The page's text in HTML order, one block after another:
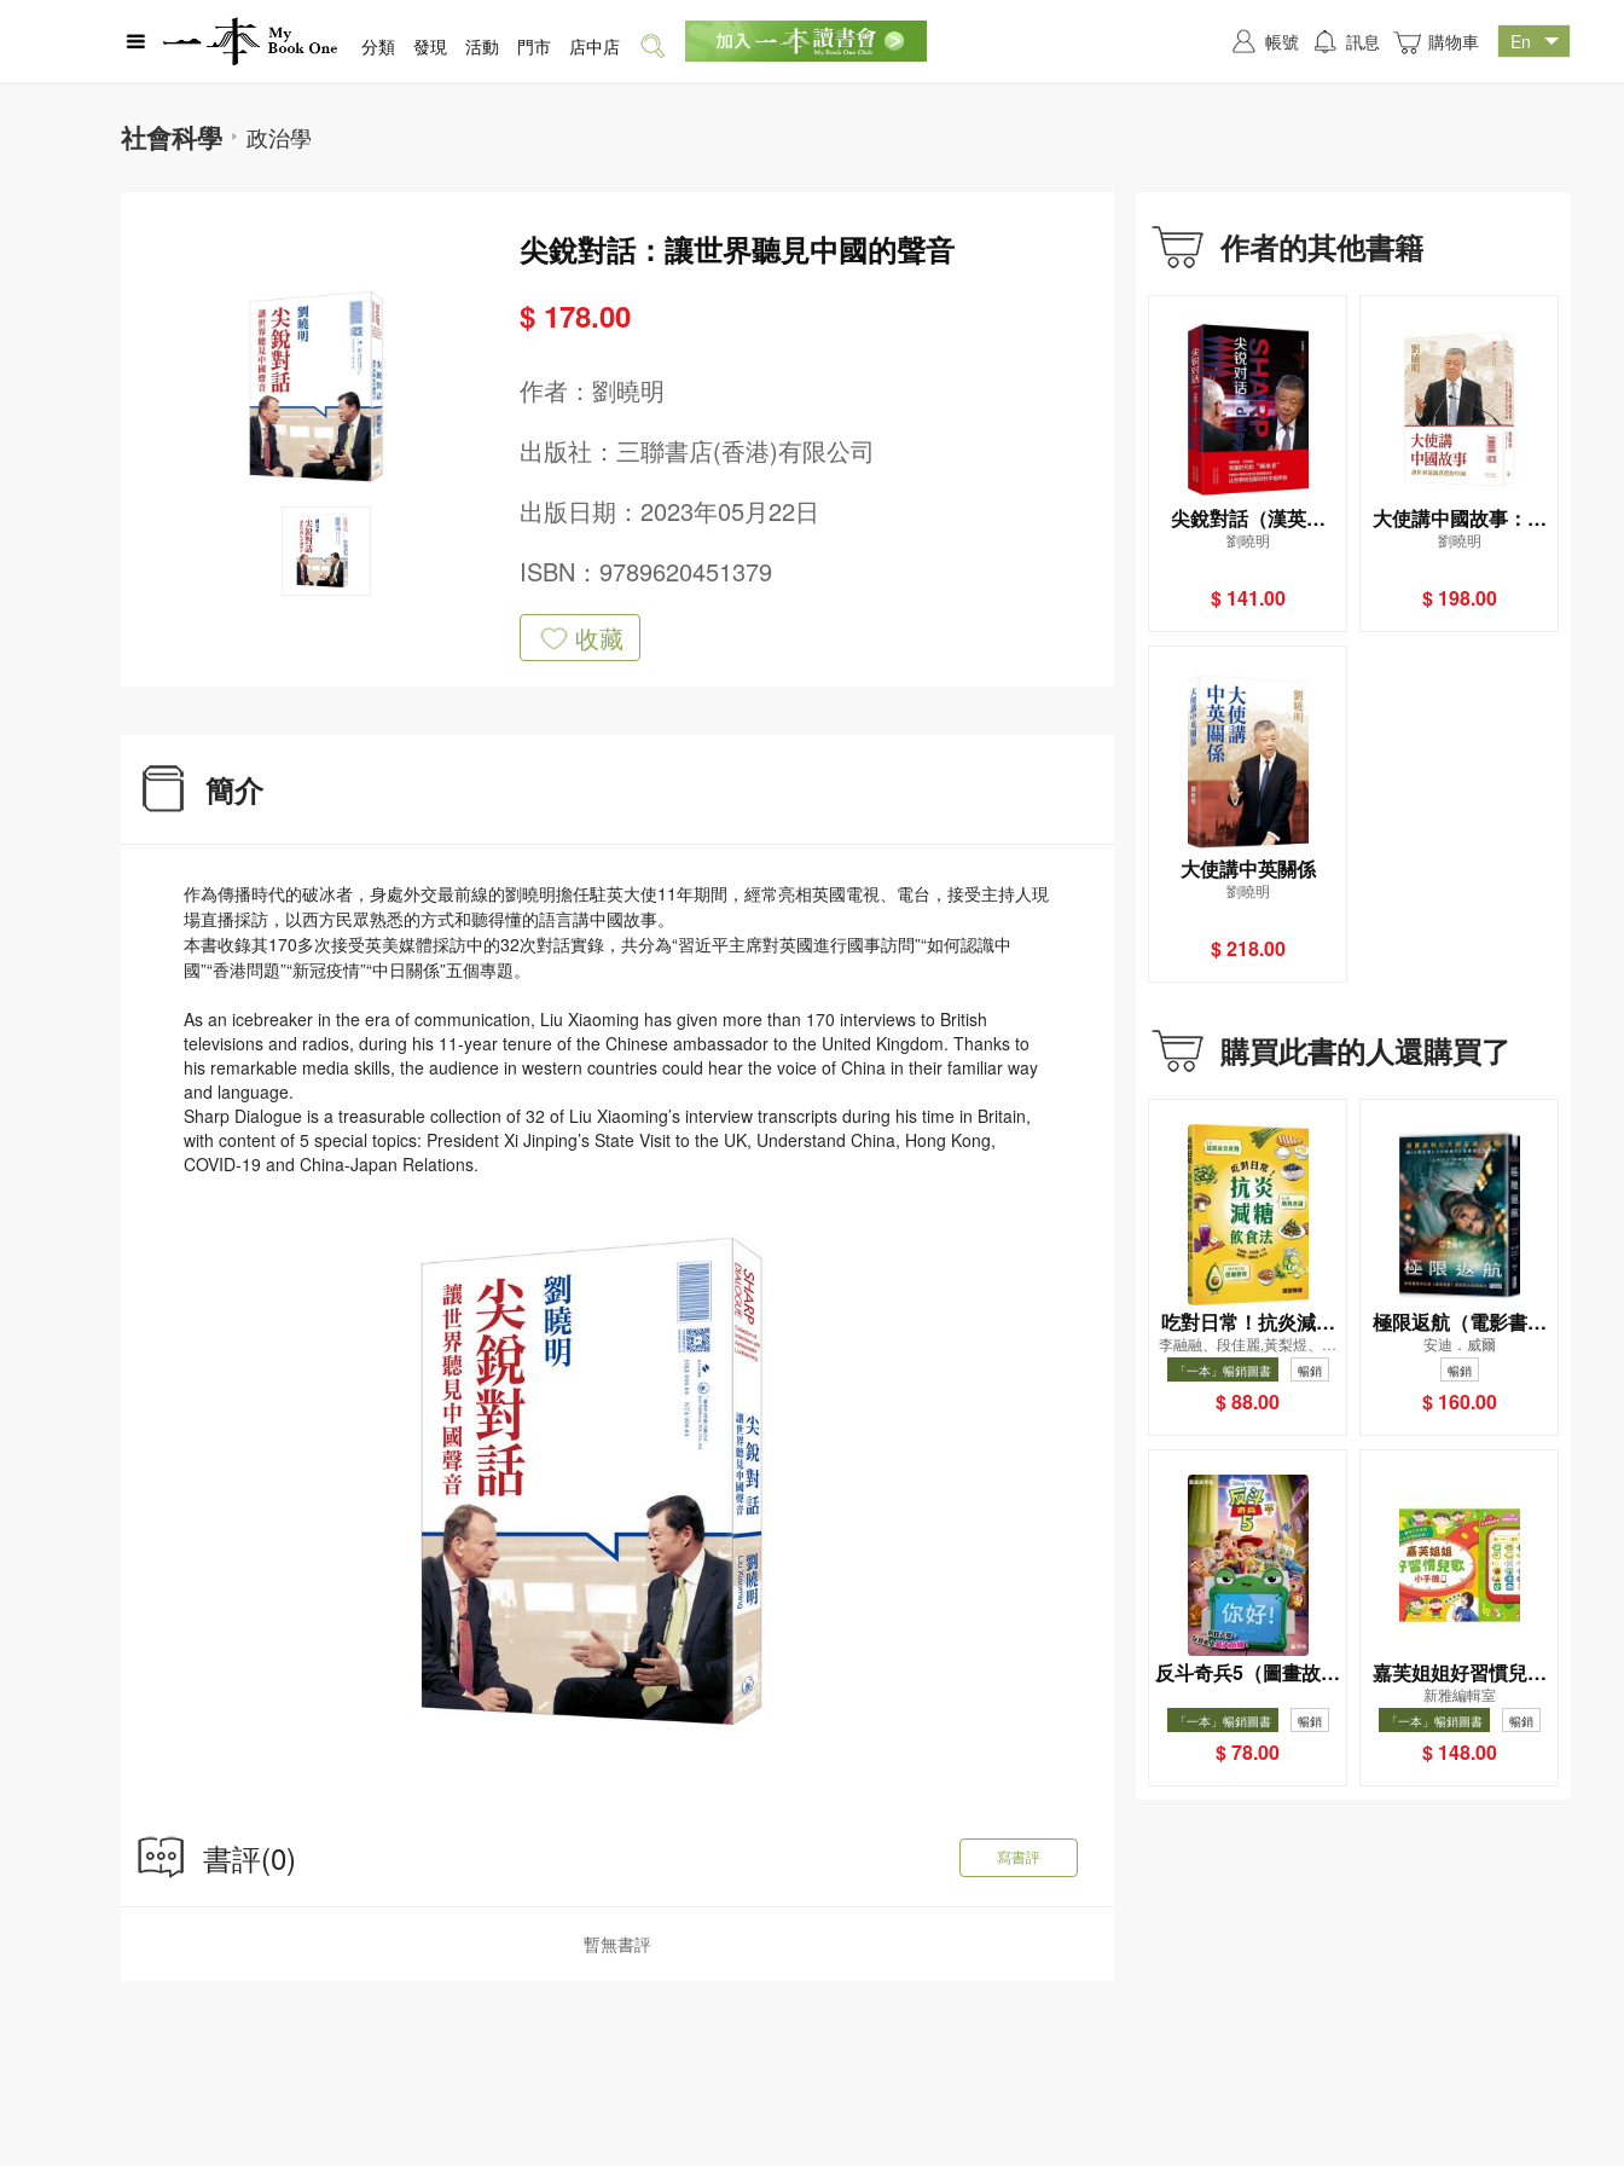
社會科學 政治學
尖銳對話：讓世界聽見中國的聲音
$ 178.00
作者： 劉曉明
出版社： 三聯書店(香港)有限公司
出版日期：2023年05月22日
ISBN：9789620451379
收藏
簡介
作為傳播時代的破冰者，身處外交最前線的劉曉明擔任駐英大使11年期間，經常亮相英國電視、電台，接受主持人現
場直播採訪，以西方民眾熟悉的方式和聽得懂的語言講中國故事。
本書收錄其170多次接受英美媒體採訪中的32次對話實錄，共分為“習近平主席對英國進行國事訪問”“如何認識中
國”“香港問題”“新冠疫情”“中日關係”五個專題。
As an icebreaker in the era of communication, Liu Xiaoming has given more than 170 interviews to British
televisions and radios, during his 11-year tenure of the Chinese ambassador to the United Kingdom. Thanks to
his remarkable media skills, the audience in western countries could hear the voice of China in their familiar way
and language.
Sharp Dialogue is a treasurable collection of 32 of Liu Xiaoming’s interview transcripts during his time in Britain,
with content of 5 special topics: President Xi Jinping’s State Visit to the UK, Understand China, Hong Kong,
COVID-19 and China-Japan Relations.
書評(0) 寫書評
暫無書評
作者的其他書籍
尖銳對話（漢英對
照）
劉曉明
$ 141.00
大使講中國故事：讓
世界認識真實的中國
劉曉明
$ 198.00
大使講中英關係
劉曉明
$ 218.00
購買此書的人還購買了
吃對日常！抗炎減糖
飲食法
李融融、段佳麗,黃梨煜、顧
凱辰
「一本」暢銷圖書 暢銷
$ 88.00
極限返航（電影書衣
典藏版）（獨家收錄
作者訪談）
安迪．威爾
暢銷
$ 160.00
反斗奇兵5（圖畫故事
版）
「一本」暢銷圖書 暢銷
$ 78.00
嘉芙姐姐好習慣兒歌
小手機
新雅編輯室
「一本」暢銷圖書 暢銷
$ 148.00
分類 發現 活動 門市 店中店 帳號 訊息 購物車